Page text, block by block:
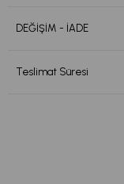
DEĞİŞİM - İADE
Teslimat Süresi